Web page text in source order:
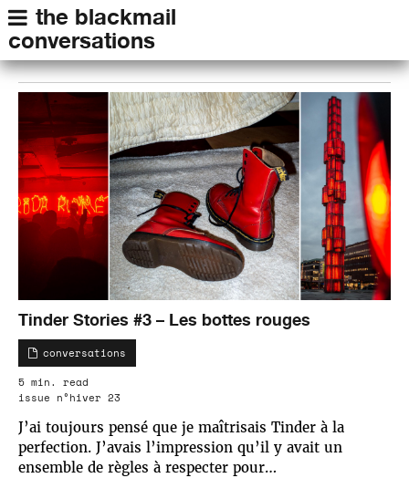
the blackmail
conversations
Tinder Stories #3 – Les bottes rouges
conversations
5 min. read
issue n°hiver 23
J’ai toujours pensé que je maîtrisais Tinder à la
perfection. J’avais l’impression qu’il y avait un
ensemble de règles à respecter pour…